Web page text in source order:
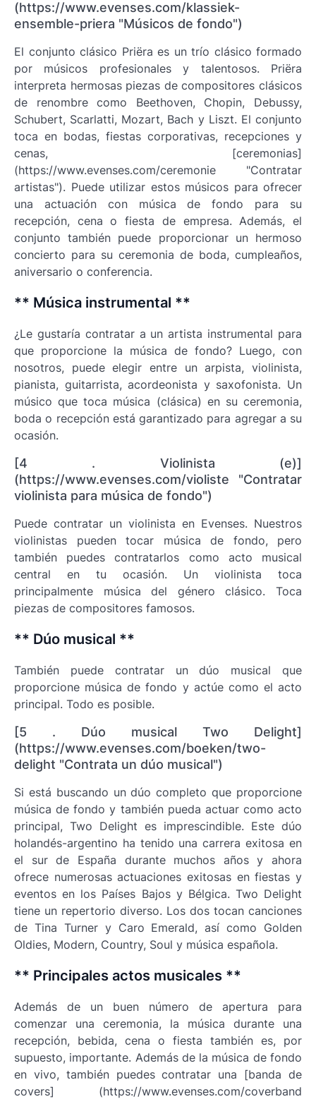
(https://www.evenses.com/klassiek-
ensemble-priera "Músicos de fondo")
El conjunto clásico Priëra es un trío clásico formado
por músicos profesionales y talentosos. Priëra
interpreta hermosas piezas de compositores clásicos
de renombre como Beethoven, Chopin, Debussy,
Schubert, Scarlatti, Mozart, Bach y Liszt. El conjunto
toca en bodas, fiestas corporativas, recepciones y
cenas, [ceremonias]
(https://www.evenses.com/ceremonie "Contratar
artistas"). Puede utilizar estos músicos para ofrecer
una actuación con música de fondo para su
recepción, cena o fiesta de empresa. Además, el
conjunto también puede proporcionar un hermoso
concierto para su ceremonia de boda, cumpleaños,
aniversario o conferencia.
** Música instrumental **
¿Le gustaría contratar a un artista instrumental para
que proporcione la música de fondo? Luego, con
nosotros, puede elegir entre un arpista, violinista,
pianista, guitarrista, acordeonista y saxofonista. Un
músico que toca música (clásica) en su ceremonia,
boda o recepción está garantizado para agregar a su
ocasión.
[4 . Violinista (e)]
(https://www.evenses.com/violiste "Contratar
violinista para música de fondo")
Puede contratar un violinista en Evenses. Nuestros
violinistas pueden tocar música de fondo, pero
también puedes contratarlos como acto musical
central en tu ocasión. Un violinista toca
principalmente música del género clásico. Toca
piezas de compositores famosos.
** Dúo musical **
También puede contratar un dúo musical que
proporcione música de fondo y actúe como el acto
principal. Todo es posible.
[5 . Dúo musical Two Delight]
(https://www.evenses.com/boeken/two-
delight "Contrata un dúo musical")
Si está buscando un dúo completo que proporcione
música de fondo y también pueda actuar como acto
principal, Two Delight es imprescindible. Este dúo
holandés-argentino ha tenido una carrera exitosa en
el sur de España durante muchos años y ahora
ofrece numerosas actuaciones exitosas en fiestas y
eventos en los Países Bajos y Bélgica. Two Delight
tiene un repertorio diverso. Los dos tocan canciones
de Tina Turner y Caro Emerald, así como Golden
Oldies, Modern, Country, Soul y música española.
** Principales actos musicales **
Además de un buen número de apertura para
comenzar una ceremonia, la música durante una
recepción, bebida, cena o fiesta también es, por
supuesto, importante. Además de la música de fondo
en vivo, también puedes contratar una [banda de
covers] (https://www.evenses.com/coverband